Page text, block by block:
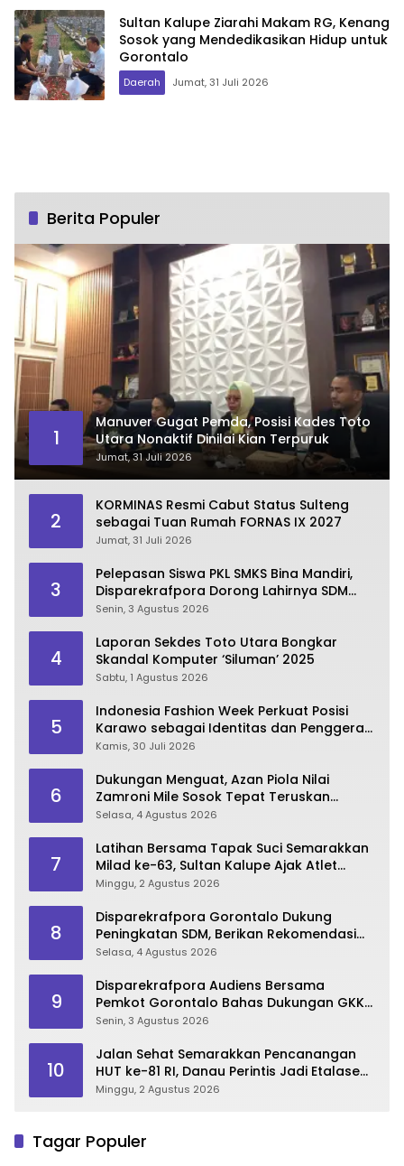
Sultan Kalupe Ziarahi Makam RG, Kenang
Sosok yang Mendedikasikan Hidup untuk
Gorontalo
Daerah Jumat, 31 Juli 2026
Berita Populer
1
Manuver Gugat Pemda, Posisi Kades Toto
Utara Nonaktif Dinilai Kian Terpuruk
Jumat, 31 Juli 2026
2
KORMINAS Resmi Cabut Status Sulteng
sebagai Tuan Rumah FORNAS IX 2027
Jumat, 31 Juli 2026
3
Pelepasan Siswa PKL SMKS Bina Mandiri,
Disparekrafpora Dorong Lahirnya SDM
Pariwisata Unggul
Senin, 3 Agustus 2026
4
Laporan Sekdes Toto Utara Bongkar
Skandal Komputer ‘Siluman’ 2025
Sabtu, 1 Agustus 2026
5
Indonesia Fashion Week Perkuat Posisi
Karawo sebagai Identitas dan Penggerak
Ekonomi Kreatif Gorontalo
Kamis, 30 Juli 2026
6
Dukungan Menguat, Azan Piola Nilai
Zamroni Mile Sosok Tepat Teruskan
Pembangunan Bone Bolango
Selasa, 4 Agustus 2026
7
Latihan Bersama Tapak Suci Semarakkan
Milad ke-63, Sultan Kalupe Ajak Atlet
Lestarikan Budaya Bela Diri
Minggu, 2 Agustus 2026
8
Disparekrafpora Gorontalo Dukung
Peningkatan SDM, Berikan Rekomendasi
Studi S3 bagi Pegawai
Selasa, 4 Agustus 2026
9
Disparekrafpora Audiens Bersama
Pemkot Gorontalo Bahas Dukungan GKK
2026
Senin, 3 Agustus 2026
10
Jalan Sehat Semarakkan Pencanangan
HUT ke-81 RI, Danau Perintis Jadi Etalase
Wisata Gorontalo
Minggu, 2 Agustus 2026
Tagar Populer